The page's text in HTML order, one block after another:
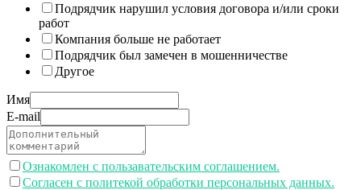
Подрядчик нарушил условия договора и/или сроки
работ
Компания больше не работает
Подрядчик был замечен в мошенничестве
Другое
Имя
E-mail
Ознакомлен с пользавательским соглашением.
Согласен с политекой обработки персональных данных.